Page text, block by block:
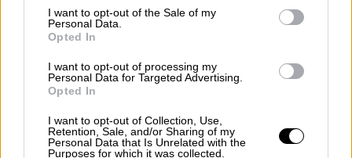
consent section.
I want to opt-out of the Sale of my
Personal Data.
Opted In
I want to opt-out of processing my
Personal Data for Targeted Advertising.
Opted In
I want to opt-out of Collection, Use,
Retention, Sale, and/or Sharing of my
Personal Data that Is Unrelated with the
Purposes for which it was collected.
δεκαετίες παρέμενε πολεοδομικά και
περιβαλλοντικά υποβαθμισμένη».
Από την πλευρά του, ο δήμαρχος Αθηναίων
Χάρης Δούκας υπογράμμισε: «Σε χρόνο-
ρεκόρ, σε λιγότερο από 21 μήνες
προχωρήσαμε στην απαλλοτρίωση 86
στρεμμάτων στην περιοχή του Ελαιώνα.